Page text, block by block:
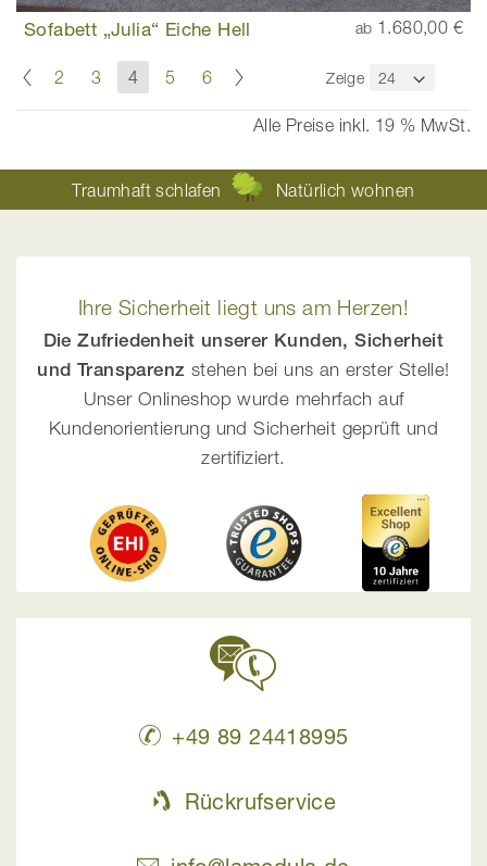
Sofabett „Julia“ Eiche Hell ab 1.680,00 €
SeiteSeite
Zurück
Seite
2 Seite
3
Sie
lesen
gerade
4 Seite
5 Seite
6 Zeige
Alle Preise inkl. 19 % MwSt.
Traumhaft schlafen Natürlich wohnen
Ihre Sicherheit liegt uns am Herzen!
Die Zufriedenheit unserer Kunden, Sicherheit
und Transparenz stehen bei uns an erster Stelle!
Unser Onlineshop wurde mehrfach auf
Kundenorientierung und Sicherheit geprüft und
zertifiziert.
+49 89 24418995
Rückrufservice